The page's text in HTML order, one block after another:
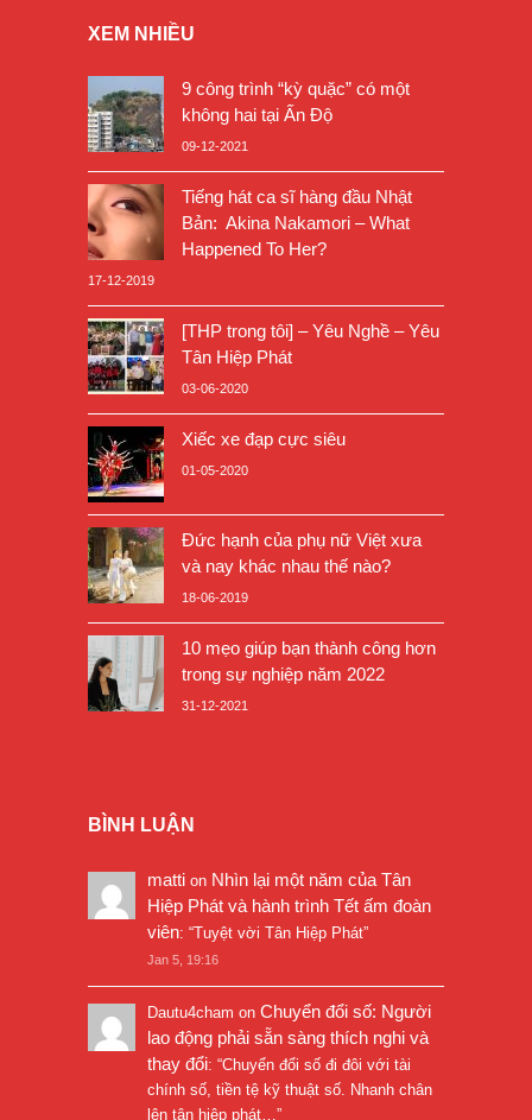
XEM NHIỀU
9 công trình “kỳ quặc” có một
không hai tại Ấn Độ
09-12-2021
Tiếng hát ca sĩ hàng đầu Nhật
Bản: Akina Nakamori – What
Happened To Her?
17-12-2019
[THP trong tôi] – Yêu Nghề – Yêu
Tân Hiệp Phát
03-06-2020
Xiếc xe đạp cực siêu
01-05-2020
Đức hạnh của phụ nữ Việt xưa
và nay khác nhau thế nào?
18-06-2019
10 mẹo giúp bạn thành công hơn
trong sự nghiệp năm 2022
31-12-2021
BÌNH LUẬN
matti on Nhìn lại một năm của Tân
Hiệp Phát và hành trình Tết ấm đoàn
viên: “Tuyệt vời Tân Hiệp Phát”
Jan 5, 19:16
Dautu4cham on Chuyển đổi số: Người
lao động phải sẵn sàng thích nghi và
thay đổi: “Chuyển đổi số đi đôi với tài
chính số, tiền tệ kỹ thuật số. Nhanh chân
lên tân hiệp phát…”